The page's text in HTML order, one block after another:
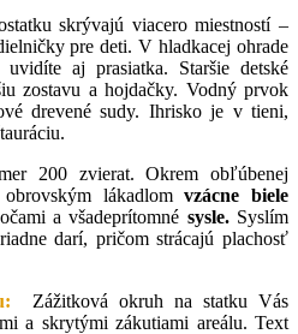
skrývajú viacero miestností –
pre deti. V hladkacej ohrade
aj prasiatka. Staršie detské
zostavu a hojdačky. Vodný prvok
drevené sudy. Ihrisko je v tieni,
200 zvierat. Okrem obľúbenej
lákadlomvzácne biele
a všadeprítomné sysle. Syslím
darí, pričom strácajú plachosť
Zážitková okruh na statku Vás
a skrytými zákutiami areálu. Text